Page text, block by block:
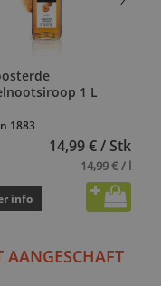
1 L
1883
14,99 € / Stk
14,99 € / l
info
AANGESCHAFT